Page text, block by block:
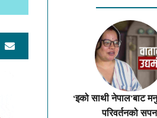
‘इको साथी नेपाल’बाट
परिवर्तनको